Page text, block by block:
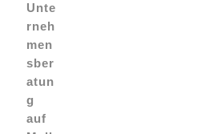
Unte
rneh
men
sber
atun
g
auf